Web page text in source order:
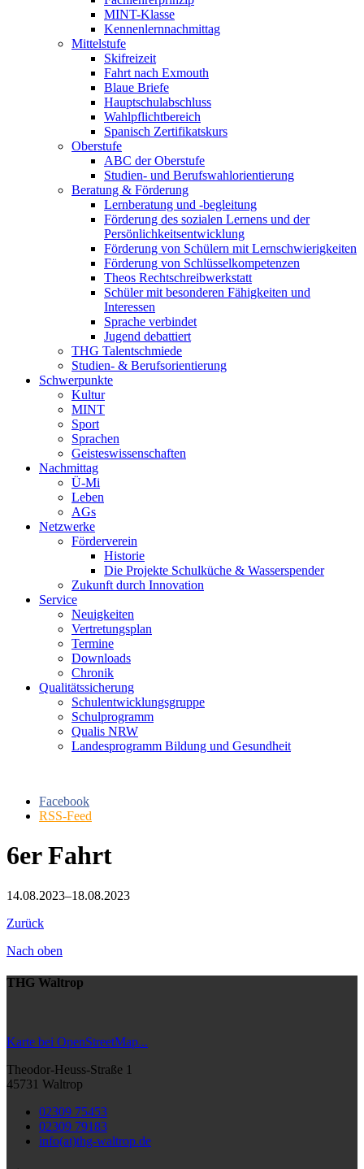
MINT-Klasse
Kennenlernnachmittag
Mittelstufe
Skifreizeit
Fahrt nach Exmouth
Blaue Briefe
Hauptschulabschluss
Wahlpflichtbereich
Spanisch Zertifikatskurs
Oberstufe
ABC der Oberstufe
Studien- und Berufswahlorientierung
Beratung & Förderung
Lernberatung und -begleitung
Förderung des sozialen Lernens und der
Persönlichkeitsentwicklung
Förderung von Schülern mit Lernschwierigkeiten
Förderung von Schlüsselkompetenzen
Theos Rechtschreibwerkstatt
Schüler mit besonderen Fähigkeiten und
Interessen
Sprache verbindet
Jugend debattiert
THG Talentschmiede
Studien- & Berufsorientierung
Schwerpunkte
Kultur
MINT
Sport
Sprachen
Geisteswissenschaften
Nachmittag
Ü-Mi
Leben
AGs
Netzwerke
Förderverein
Historie
Die Projekte Schulküche & Wasserspender
Zukunft durch Innovation
Service
Neuigkeiten
Vertretungsplan
Termine
Downloads
Chronik
Qualitätssicherung
Schulentwicklungsgruppe
Schulprogramm
Qualis NRW
Landesprogramm Bildung und Gesundheit
Facebook
RSS-Feed
6er Fahrt
14.08.2023–18.08.2023
Zurück
Nach oben
THG Waltrop
Karte bei OpenStreetMap...
Theodor-Heuss-Straße 1
45731 Waltrop
02309 75453
02309 79183
info(at)thg-waltrop.de